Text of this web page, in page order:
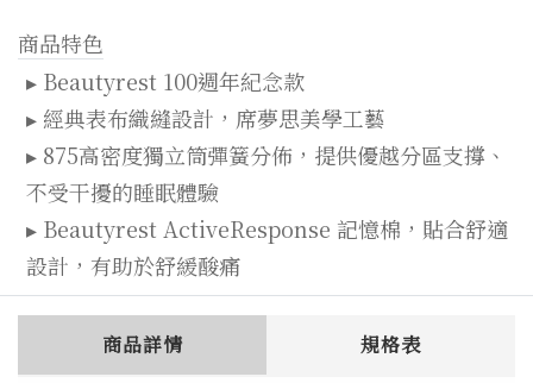
商品特色
▸ Beautyrest 100週年紀念款
▸ 經典表布織縫設計，席夢思美學工藝
▸ 875高密度獨立筒彈簧分佈，提供優越分區支撐、
不受干擾的睡眠體驗
▸ Beautyrest ActiveResponse 記憶棉，貼合舒適
設計，有助於舒緩酸痛
商品詳情 規格表